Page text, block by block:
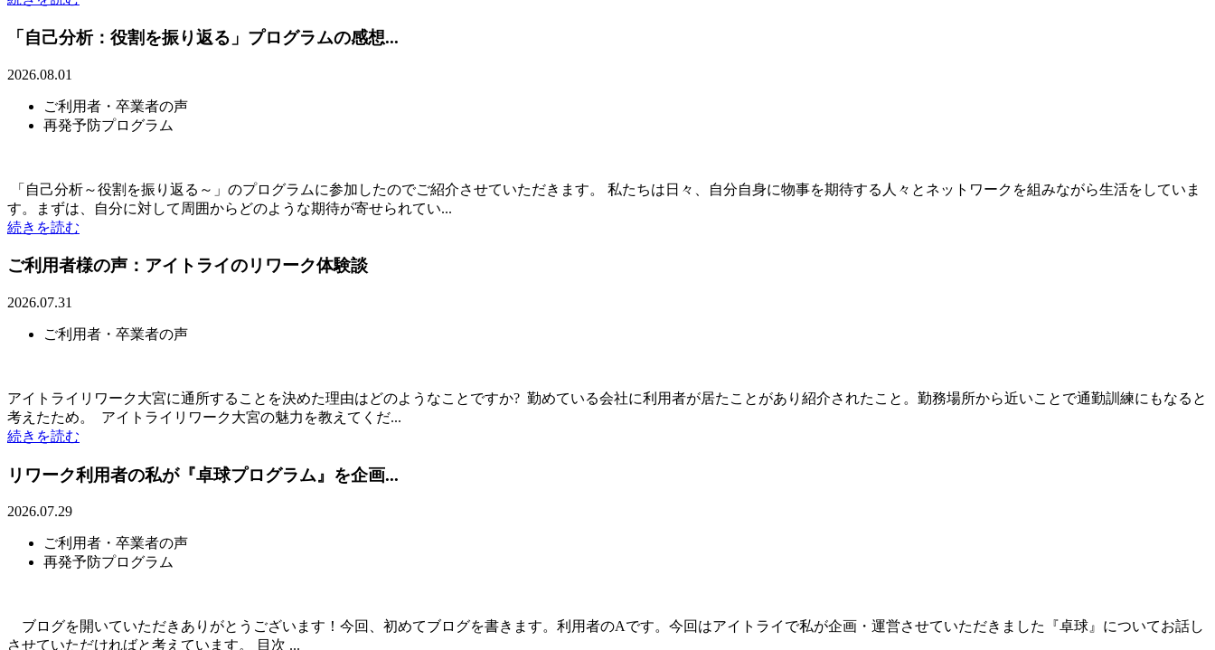
「自己分析：役割を振り返る」プログラムの感想...
2026.08.01
ご利用者・卒業者の声
再発予防プログラム
「自己分析～役割を振り返る～」のプログラムに参加したのでご紹介させていただきます。 私たちは日々、自分自身に物事を期待する人々とネットワークを組みながら生活をしていま
す。まずは、自分に対して周囲からどのような期待が寄せられてい...
続きを読む
ご利用者様の声：アイトライのリワーク体験談
2026.07.31
ご利用者・卒業者の声
アイトライリワーク大宮に通所することを決めた理由はどのようなことですか? 勤めている会社に利用者が居たことがあり紹介されたこと。勤務場所から近いことで通勤訓練にもなると
考えたため。 アイトライリワーク大宮の魅力を教えてくだ...
続きを読む
リワーク利用者の私が『卓球プログラム』を企画...
2026.07.29
ご利用者・卒業者の声
再発予防プログラム
ブログを開いていただきありがとうございます！今回、初めてブログを書きます。利用者のAです。今回はアイトライで私が企画・運営させていただきました『卓球』についてお話し
させていただければと考えています。 目次 ...